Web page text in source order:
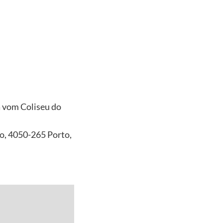
Coliseu do
4050-265 Porto,